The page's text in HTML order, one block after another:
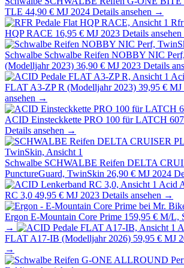
TLE 44,90 € MJ 2024 Details ansehen →
Rfr
HQP RACE 16,95 € MJ 2023 Details
Schwalbe Schwalbe Reifen NOBBY NIC
(Modelljahr 2023) 36,90 € MJ 2023 Details
FLAT A3-ZP R (Modelljahr 2023) 39,95 € MJ
ansehen →
ACID Einsteckkette PRO 100 für LATCH
Details ansehen →
Schwalbe SCHWALBE Reifen DELTA
PunctureGuard, TwinSkin 26,90 € MJ 2024
Acid
RC 3,0 49,95 € MJ 2023 Details ansehen →
Ergon E-Mountain Core Prime 159,95 € M/L,
→
FLAT A17-IB (Modelljahr 2026) 59,95 € MJ
→